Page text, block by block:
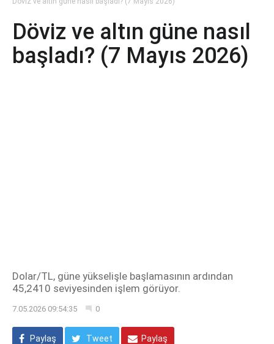
Döviz ve altın güne nasıl
başladı? (7 Mayıs 2026)
Dolar/TL, güne yükselişle başlamasının ardından
45,2410 seviyesinden işlem görüyor.
7.05.2026 09:54:35 0
Paylaş Tweet Paylaş